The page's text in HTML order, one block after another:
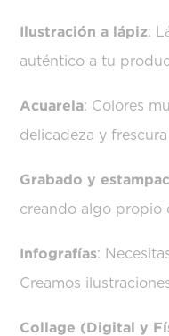
Ilustración a lápiz:
auténtico a tu
Acuarela: Colores
delicadeza y
Grabado y
creando algo propio
Infografías:
Creamos
Collage (Digital y